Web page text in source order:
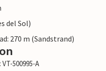
del Sol)
270 m (Sandstrand)
500995-A